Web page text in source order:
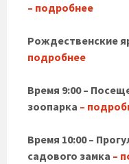
– подробнее
Рождественские
подробнее
Время 9:00 –
зоопарка –
Время 10:00 –
садового замка –